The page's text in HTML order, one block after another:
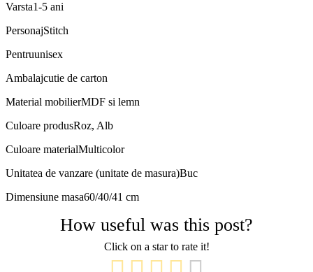
Varsta1-5 ani
PersonajStitch
Pentruunisex
Ambalajcutie de carton
Material mobilierMDF si lemn
Culoare produsRoz, Alb
Culoare materialMulticolor
Unitatea de vanzare (unitate de masura)Buc
Dimensiune masa60/40/41 cm
How useful was this post?
Click on a star to rate it!